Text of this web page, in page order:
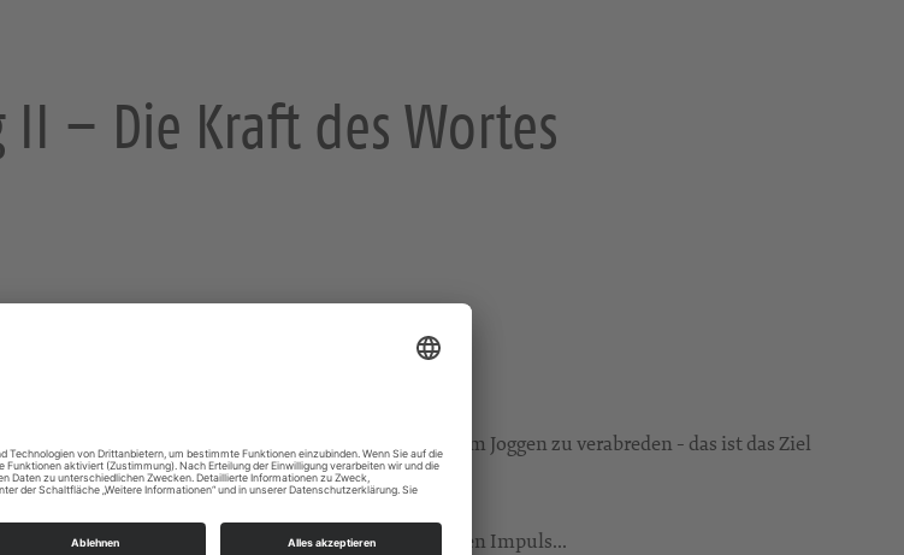
– Die Kraft des Wortes
den Glauben "praktizieren", so ähnlich wie sich zum Joggen zu verabreden - das ist das Ziel
im Alltag".
Teil "Kraft der Stille" schweigen wir nach einem kurzen Impuls...